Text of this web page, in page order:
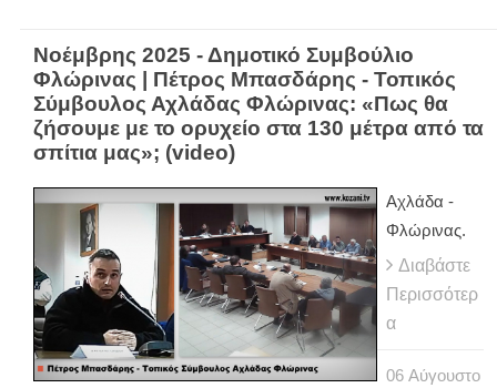
Νοέμβρης 2025 - Δημοτικό Συμβούλιο
Φλώρινας | Πέτρος Μπασδάρης - Τοπικός
Σύμβουλος Αχλάδας Φλώρινας: «Πως θα
ζήσουμε με το ορυχείο στα 130 μέτρα από τα
σπίτια μας»; (video)
Αχλάδα -
Φλώρινας.
Διαβάστε
Περισσότερ
α
06 Αύγουστο